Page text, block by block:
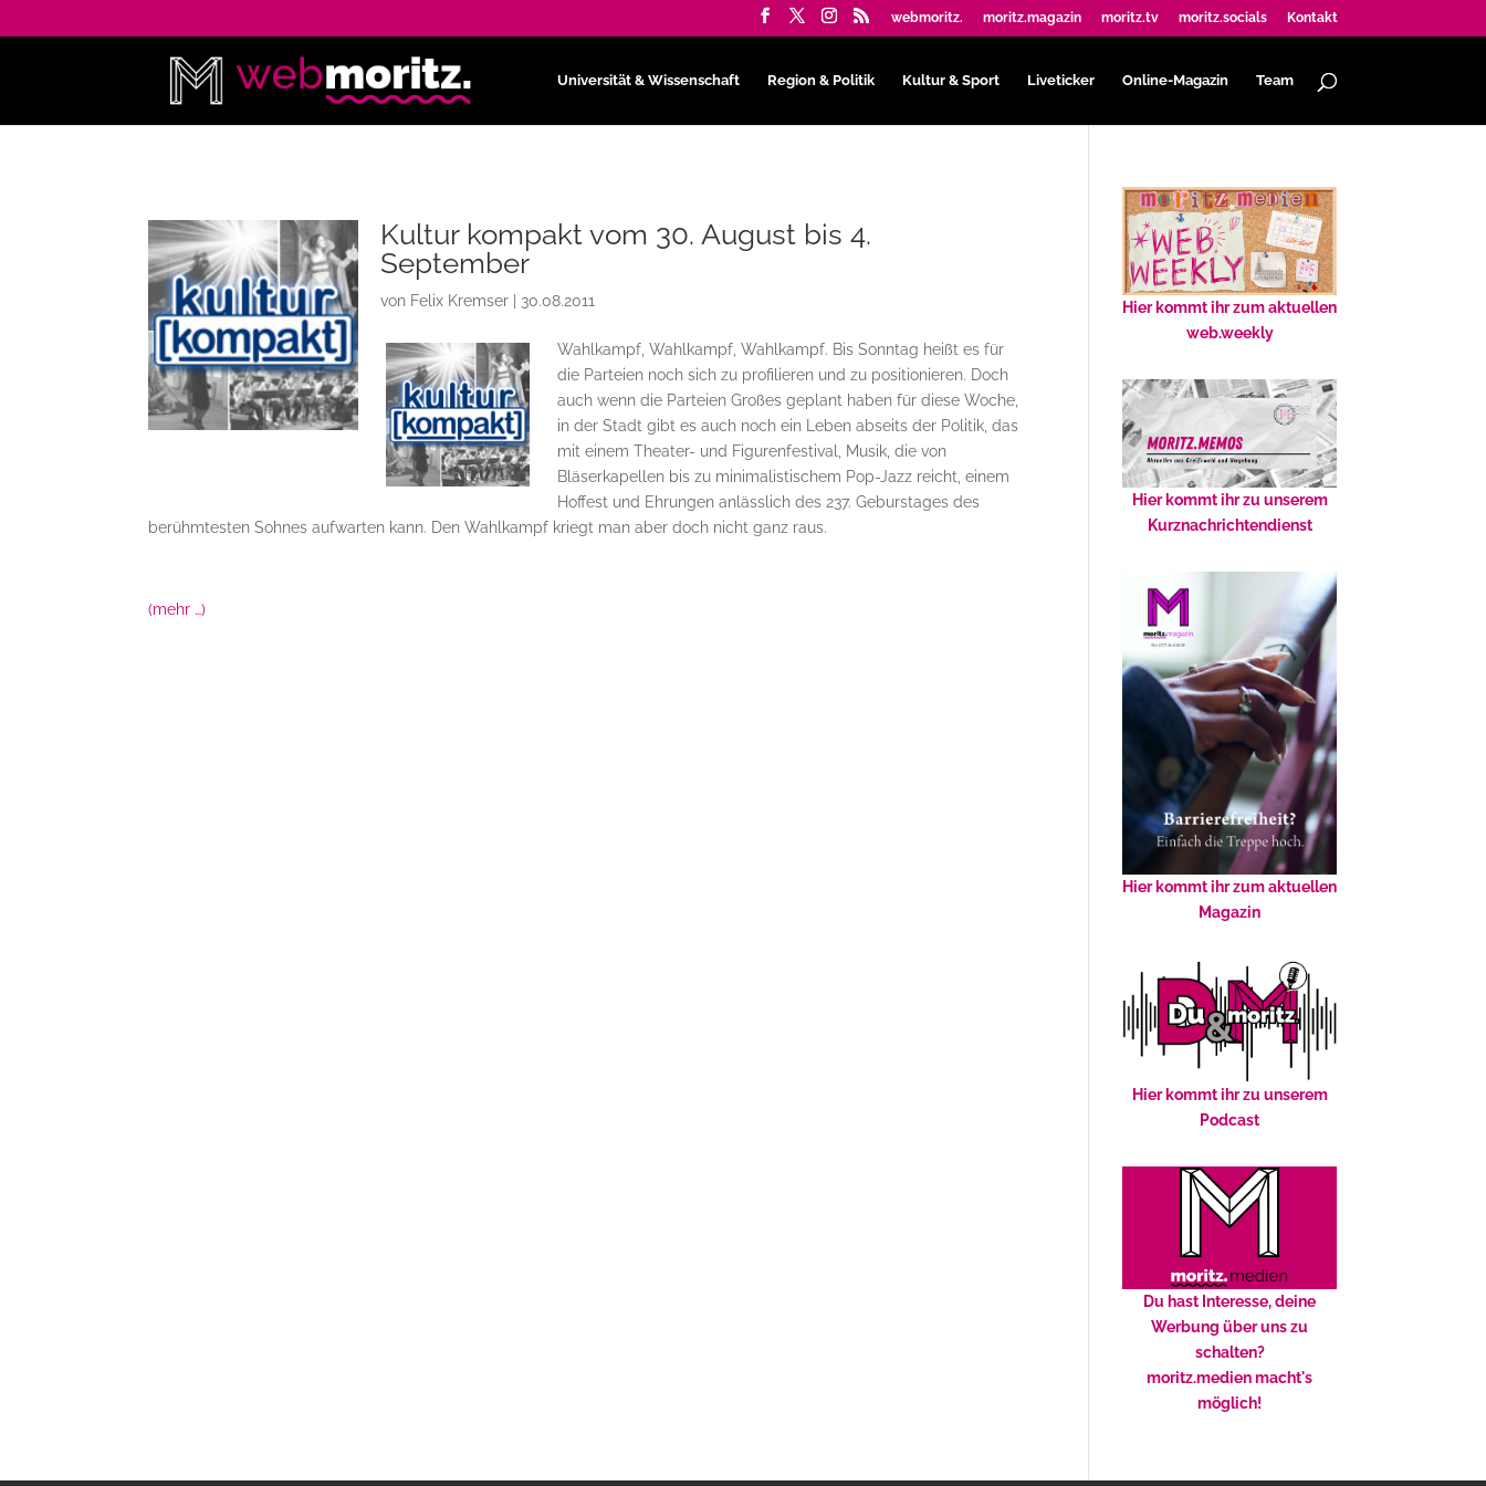
webmoritz. moritz.magazin moritz.tv moritz.socials Kontakt
Universität & Wissenschaft Region & Politik Kultur & Sport Liveticker Online-Magazin Team
Kultur kompakt vom 30. August bis 4.
September
von Felix Kremser 30.08.2011
Wahlkampf, Wahlkampf, Wahlkampf. Bis Sonntag heißt es für
die Parteien noch sich zu profilieren und zu positionieren. Doch
auch wenn die Parteien Großes geplant haben für diese Woche,
in der Stadt gibt es auch noch ein Leben abseits der Politik, das
mit einem Theater- und Figurenfestival, Musik, die von
Bläserkapellen bis zu minimalistischem Pop-Jazz reicht, einem
Hoffest und Ehrungen anlässlich des 237. Geburstages des
berühmtesten Sohnes aufwarten kann. Den Wahlkampf kriegt man aber doch nicht ganz raus.
(mehr …)
Hier kommt ihr zum aktuellen
web.weekly
Hier kommt ihr zu unserem
Kurznachrichtendienst
Hier kommt ihr zum aktuellen
Magazin
Hier kommt ihr zu unserem
Podcast
Du hast Interesse, deine
Werbung über uns zu
schalten?
moritz.medien macht's
möglich!